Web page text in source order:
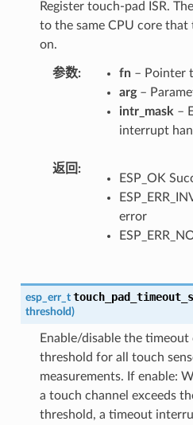
Register touch-pad ISR.
to the same CPU core
on.
参数 fn– Pointer
arg–
intr_mask –
interrupt
返回
ESP_OK
error
esp_err_t
threshold)
Enable/disable the
threshold for all touch
measurements. If enable:
a touch channel exceeds
threshold, a timeout